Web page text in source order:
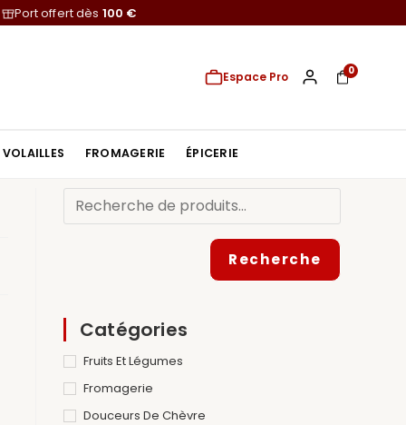
Port offert dès 100 €
Espace Pro 0
VOLAILLES FROMAGERIE ÉPICERIE
Recherche
Catégories
Fruits Et Légumes
Fromagerie
Douceurs De Chèvre